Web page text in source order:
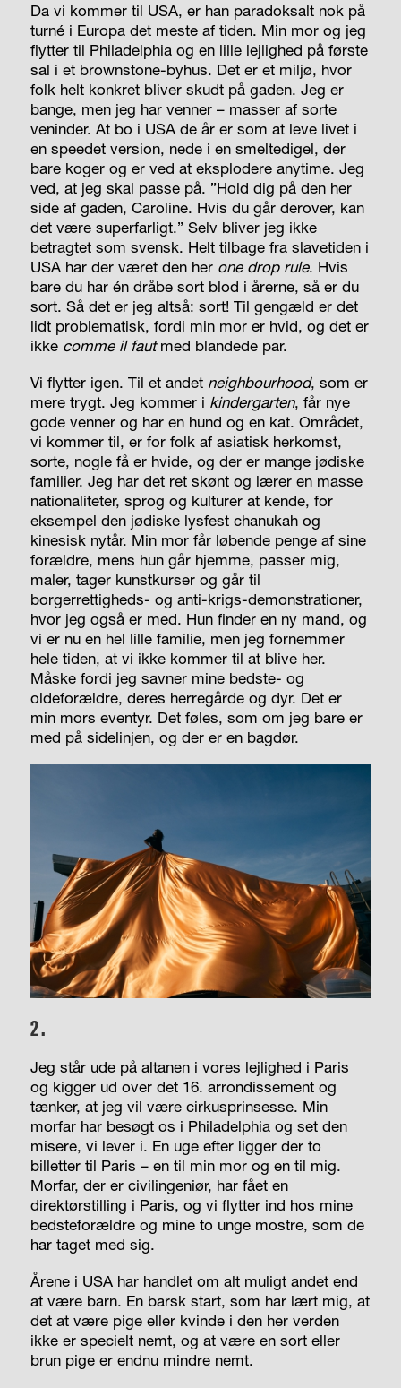
Da vi kommer til USA, er han paradoksalt nok på
turné i Europa det meste af tiden. Min mor og jeg
flytter til Philadelphia og en lille lejlighed på første
sal i et brownstone-byhus. Det er et miljø, hvor
folk helt konkret bliver skudt på gaden. Jeg er
bange, men jeg har venner – masser af sorte
veninder. At bo i USA de år er som at leve livet i
en speedet version, nede i en smeltedigel, der
bare koger og er ved at eksplodere anytime. Jeg
ved, at jeg skal passe på. ”Hold dig på den her
side af gaden, Caroline. Hvis du går derover, kan
det være superfarligt.” Selv bliver jeg ikke
betragtet som svensk. Helt tilbage fra slavetiden i
USA har der været den her one drop rule. Hvis
bare du har én dråbe sort blod i årerne, så er du
sort. Så det er jeg altså: sort! Til gengæld er det
lidt problematisk, fordi min mor er hvid, og det er
ikke comme il fautmed blandede par.
Vi flytter igen. Til et andet neighbourhood, som er
mere trygt. Jeg kommer i kindergarten, får nye
gode venner og har en hund og en kat. Området,
vi kommer til, er for folk af asiatisk herkomst,
sorte, nogle få er hvide, og der er mange jødiske
familier. Jeg har det ret skønt og lærer en masse
nationaliteter, sprog og kulturer at kende, for
eksempel den jødiske lysfest chanukah og
kinesisk nytår. Min mor får løbende penge af sine
forældre, mens hun går hjemme, passer mig,
maler, tager kunstkurser og går til
borgerrettigheds- og anti-krigs-demonstrationer,
hvor jeg også er med. Hun finder en ny mand, og
vi er nu en hel lille familie, men jeg fornemmer
hele tiden, at vi ikke kommer til at blive her.
Måske fordi jeg savner mine bedste- og
oldeforældre, deres herregårde og dyr. Det er
min mors eventyr. Det føles, som om jeg bare er
med på sidelinjen, og der er en bagdør.
2.
Jeg står ude på altanen i vores lejlighed i Paris
og kigger ud over det 16. arrondissement og
tænker, at jeg vil være cirkusprinsesse. Min
morfar har besøgt os i Philadelphia og set den
misere, vi lever i. En uge efter ligger der to
billetter til Paris – en til min mor og en til mig.
Morfar, der er civilingeniør, har fået en
direktørstilling i Paris, og vi flytter ind hos mine
bedsteforældre og mine to unge mostre, som de
har taget med sig.
Årene i USA har handlet om alt muligt andet end
at være barn. En barsk start, som har lært mig, at
det at være pige eller kvinde i den her verden
ikke er specielt nemt, og at være en sort eller
brun pige er endnu mindre nemt.